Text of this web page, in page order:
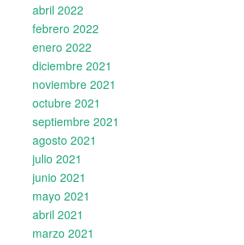
abril 2022
febrero 2022
enero 2022
diciembre 2021
noviembre 2021
octubre 2021
septiembre 2021
agosto 2021
julio 2021
junio 2021
mayo 2021
abril 2021
marzo 2021